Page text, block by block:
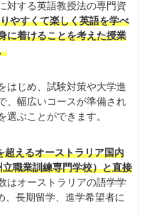
対する英語教授法の専門資
やすくて楽しく英語を学べ
に着けることを考えた授業
はじめ、試験対策や大学進
、幅広いコースが準備され
選ぶことができます。
えるオーストラリア国内
職業訓練専門学校）と直接
はオーストラリアの語学学
、長期留学、進学希望者に